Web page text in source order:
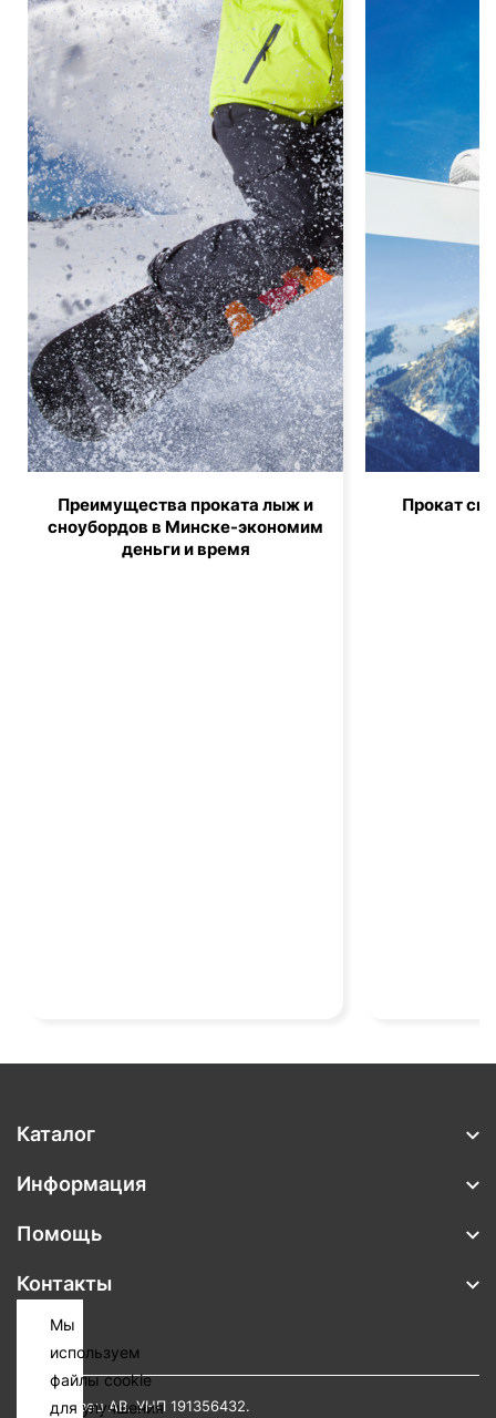
Преимущества проката лыж и
сноубордов в Минске-экономим
деньги и время
Прокат
Каталог
Информация
Помощь
Контакты
ИП Тимовец АВ. УНП 191356432.
Мы
используем
файлы cookie
для улучшения